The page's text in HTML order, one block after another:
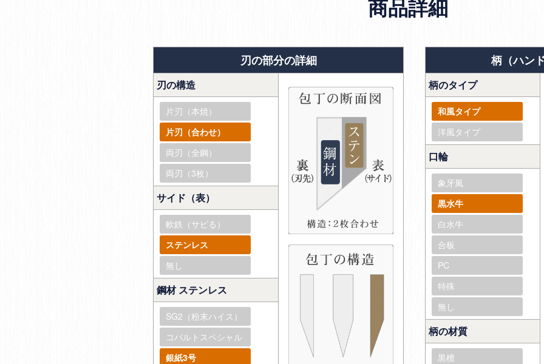
商品詳細
刃の部分の詳細
刃の構造
片刃（本焼）
片刃（合わせ）
両刃（全鋼）
両刃（3枚）
サイド（表）
軟鉄（サビる）
ステンレス
無し
鋼材 ステンレス
SG2（粉末ハイス）
コバルトスペシャル
銀紙3号
柄（ハン
柄のタイプ
和風タイプ
洋風タイプ
口輪
象牙風
黒水牛
白水牛
合板
PC
特殊
無し
柄の材質
黒檀